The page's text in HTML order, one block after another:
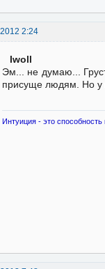
2:24
Iwoll
Эм... не думаю...
присуще людям. Но у
Интуиция - это способность